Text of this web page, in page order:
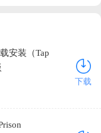
安装（Tap
下载